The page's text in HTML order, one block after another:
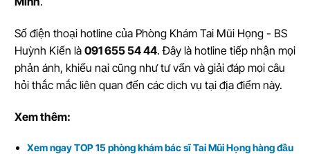
Số điện thoại hotline của Phòng Khám Tai Mũi Họng - BS
Huỳnh Kiến là 091 655 54 44. Đây là hotline tiếp nhận mọi
phản ánh, khiếu nại cũng như tư vấn và giải đáp mọi câu
hỏi thắc mắc liên quan đến các dịch vụ tại địa điểm này.
Xem thêm:
Xem ngay TOP 15 phòng khám bác sĩ Tai Mũi Họng hàng đầu